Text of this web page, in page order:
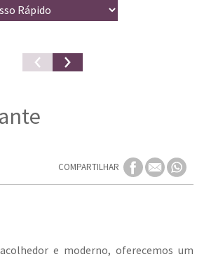
COMPARTILHAR
e moderno, oferecemos um